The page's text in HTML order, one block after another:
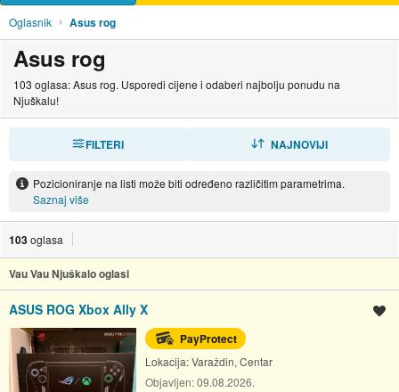
Oglasnik Asus rog
Asus rog
103 oglasa: Asus rog. Usporedi cijene i odaberi najbolju ponudu na
Njuškalu!
FILTERI NAJNOVIJI
Pozicioniranje na listi može biti određeno različitim parametrima.
Saznaj više
103oglasa
Vau Vau Njuškalo oglasi
ASUS ROG Xbox Ally X
PayProtect
Lokacija:Varaždin, Centar
Objavljen:09.08.2026.